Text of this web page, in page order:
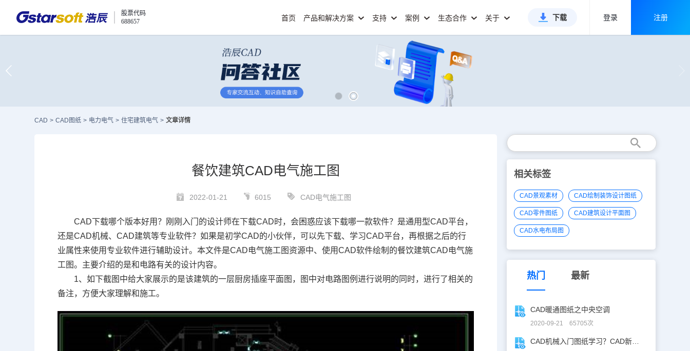
股票代码
688657
首页 产品和解决方案 支持 案例 生态合作 关于 下载 登录 注册
CAD > CAD图纸 > 电力电气 > 住宅建筑电气 > 文章详情
餐饮建筑CAD电气施工图
2022-01-21 6015 CAD电气施工图
CAD下载哪个版本好用？刚刚入门的设计师在下载CAD时，会困惑应该下载哪一款软件？是通用型CAD平台，
还是CAD机械、CAD建筑等专业软件？如果是初学CAD的小伙伴，可以先下载、学习CAD平台，再根据之后的行
业属性来使用专业软件进行辅助设计。本文件是CAD电气施工图资源中、使用CAD软件绘制的餐饮建筑CAD电气施
工图。 主要介绍的是和电路有关的设计内容。
1、如下截图中给大家展示的是该建筑的一层厨房插座平面图，图中对电路图例进行说明的同时，进行了相关的
备注，方便大家理解和施工。
相关标签
CAD景观素材 CAD绘制装饰设计图纸
CAD零件图纸 CAD建筑设计平面图
CAD水电布局图
热门 最新
CAD暖通图纸之中央空调
2020-09-21 65705次